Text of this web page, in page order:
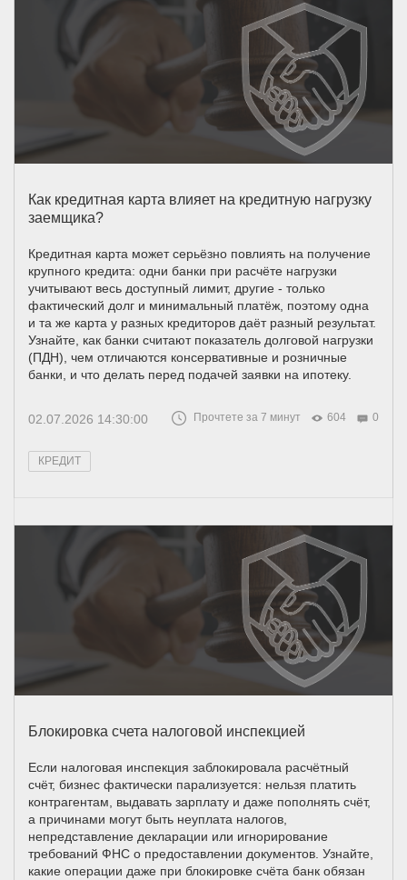
Как кредитная карта влияет на кредитную нагрузку
заемщика?
Кредитная карта может серьёзно повлиять на получение
крупного кредита: одни банки при расчёте нагрузки
учитывают весь доступный лимит, другие - только
фактический долг и минимальный платёж, поэтому одна
и та же карта у разных кредиторов даёт разный результат.
Узнайте, как банки считают показатель долговой нагрузки
(ПДН), чем отличаются консервативные и розничные
банки, и что делать перед подачей заявки на ипотеку.
02.07.2026 14:30:00 Прочтете за 7 минут 604 0
КРЕДИТ
Блокировка счета налоговой инспекцией
Если налоговая инспекция заблокировала расчётный
счёт, бизнес фактически парализуется: нельзя платить
контрагентам, выдавать зарплату и даже пополнять счёт,
а причинами могут быть неуплата налогов,
непредставление декларации или игнорирование
требований ФНС о предоставлении документов. Узнайте,
какие операции даже при блокировке счёта банк обязан